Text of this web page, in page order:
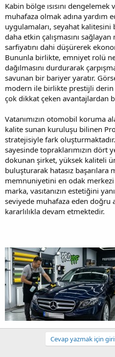
Kabin bölge ısısını
muhafaza olmak adına yardım
uygulamaları, seyahat
daha etkin çalışmasını
sarfiyatını dahi düşürerek
Bununla birlikte, emniyet rolü
dağılmasını durdurarak
savunan bir bariyer yaratır.
modern ile birlikte prestijli
çok dikkat çeken avantajlardan
Vatanımızın otomobil koruma
kalite sunan kuruluşu bilinen
stratejisiyle fark
sayesinde topraklarımızın dört
dokunan şirket, yüksek kaliteli
buluşturarak hatasız başarılara
memnuniyetini en odak
marka, vasıtanızın estetiğini
seviyede muhafaza eden
kararlılıkla devam etmektedir.
Cevap yazmak için